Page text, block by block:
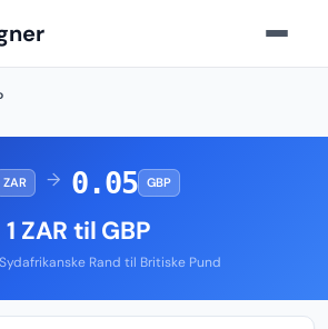
ZAR → 0.05 GBP
1 ZAR til GBP
Rand til Britiske Pund